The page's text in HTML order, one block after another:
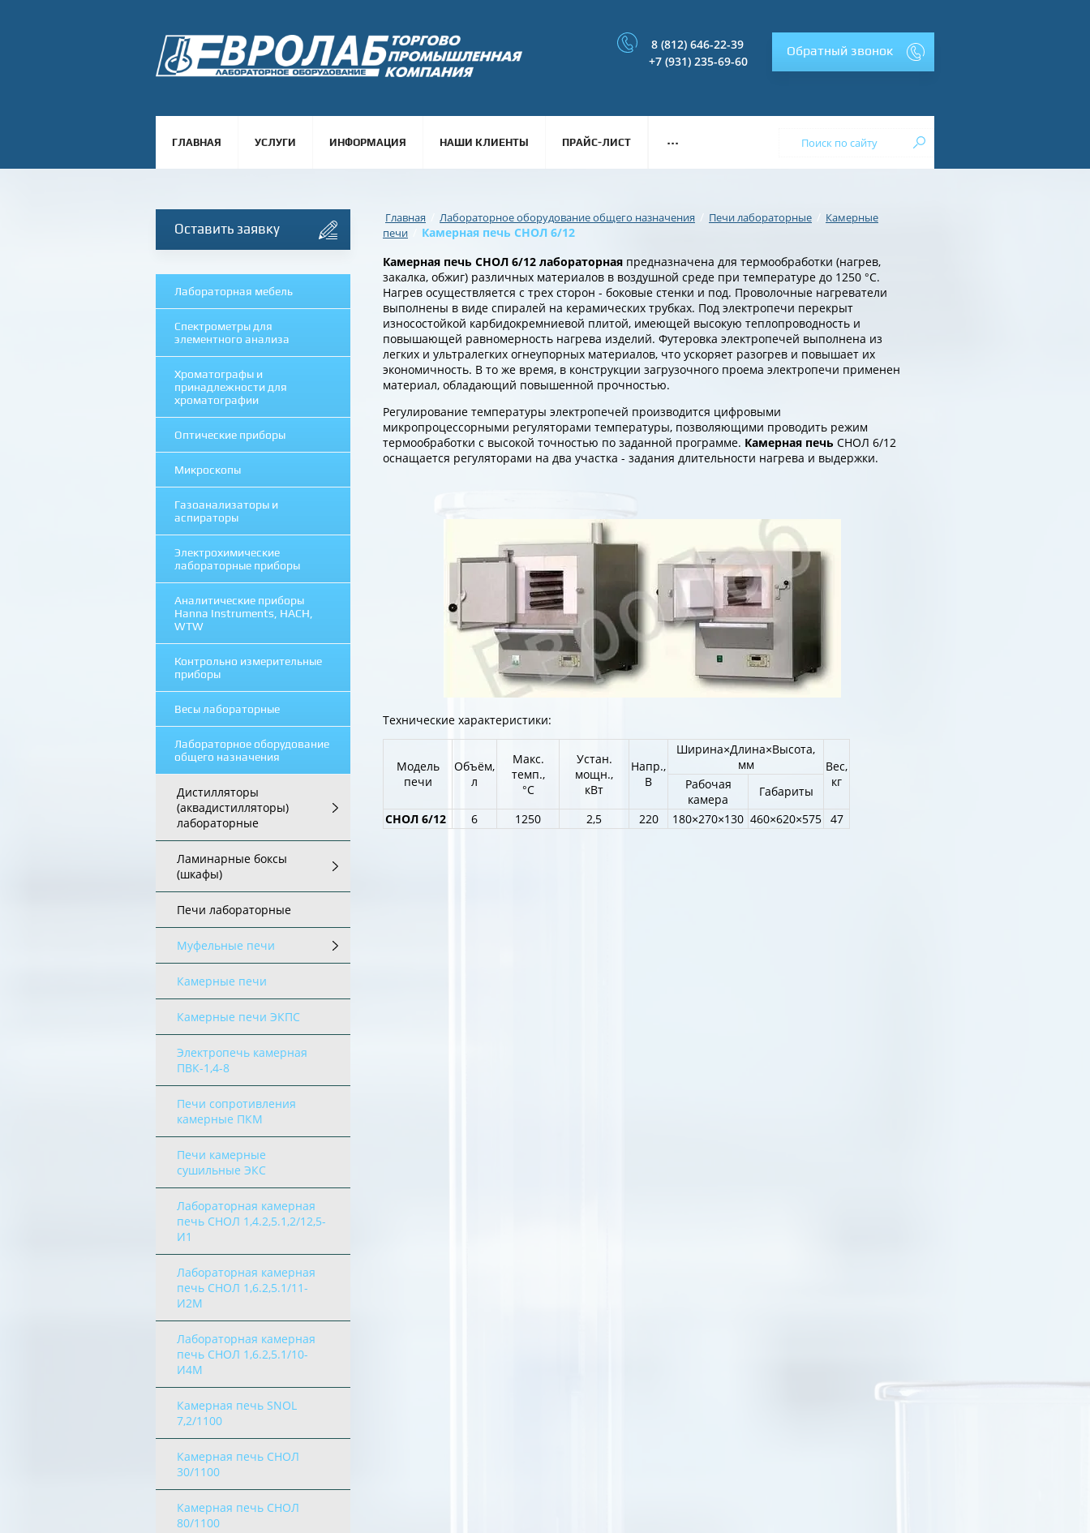
8 (812) 646-22-39
+7 (931) 235-69-60
Обратный звонок
ГЛАВНАЯ УСЛУГИ ИНФОРМАЦИЯ НАШИ КЛИЕНТЫ ПРАЙС-ЛИСТ ...
Оставить заявку
Лабораторная мебель
Спектрометры для
элементного анализа
Хроматографы и
принадлежности для
хроматографии
Оптические приборы
Микроскопы
Газоанализаторы и
аспираторы
Электрохимические
лабораторные приборы
Аналитические приборы
Hanna Instruments, HACH,
WTW
Контрольно измерительные
приборы
Весы лабораторные
Лабораторное оборудование
общего назначения
Дистилляторы
(аквадистилляторы)
лабораторные
Ламинарные боксы
(шкафы)
Печи лабораторные
Муфельные печи
Камерные печи
Камерные печи ЭКПС
Электропечь камерная
ПВК-1,4-8
Печи сопротивления
камерные ПКМ
Печи камерные
сушильные ЭКС
Лабораторная камерная
печь СНОЛ 1,4.2,5.1,2/12,5-
И1
Лабораторная камерная
печь СНОЛ 1,6.2,5.1/11-
И2М
Лабораторная камерная
печь СНОЛ 1,6.2,5.1/10-
И4М
Камерная печь SNOL
7,2/1100
Камерная печь СНОЛ
30/1100
Камерная печь СНОЛ
80/1100
Главная Лабораторное оборудование общего назначения / Печи лабораторные / Камерные
печи
Камерная печь СНОЛ 6/12
Камерная печь СНОЛ 6/12 лабораторная предназначена для термообработки (нагрев,
закалка, обжиг) различных материалов в воздушной среде при температуре до 1250 °С.
Нагрев осуществляется с трех сторон - боковые стенки и под. Проволочные нагреватели
выполнены в виде спиралей на керамических трубках. Под электропечи перекрыт
износостойкой карбидокремниевой плитой, имеющей высокую теплопроводность и
повышающей равномерность нагрева изделий. Футеровка электропечей выполнена из
легких и ультралегких огнеупорных материалов, что ускоряет разогрев и повышает их
экономичность. В то же время, в конструкции загрузочного проема электропечи применен
материал, обладающий повышенной прочностью.
Регулирование температуры электропечей производится цифровыми
микропроцессорными регуляторами температуры, позволяющими проводить режим
термообработки с высокой точностью по заданной программе. Камерная печь СНОЛ 6/12
оснащается регуляторами на два участка - задания длительности нагрева и выдержки.
Технические характеристики:
Модель
печи
Объём,
л
Макс.
темп.,
°С
Устан.
мощн.,
кВт
Напр.,
В
Ширина×Длина×Высота,
мм
Вес,
кг
Рабочая
камера
Габариты
СНОЛ 6/12
6 1250 2,5 220 180×270×130 460×620×575 47